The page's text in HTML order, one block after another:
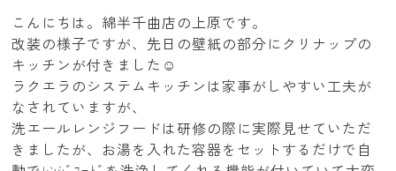
こんにちは。綿半千曲店の上原です。
改装の様子ですが、先日の壁紙の部分にクリナップの
キッチンが付きました☺
ラクエラのシステムキッチンは家事がしやすい工夫が
なされていますが、
洗エールレンジフードは研修の際に実際見せていただ
きましたが、お湯を入れた容器をセットするだけで自